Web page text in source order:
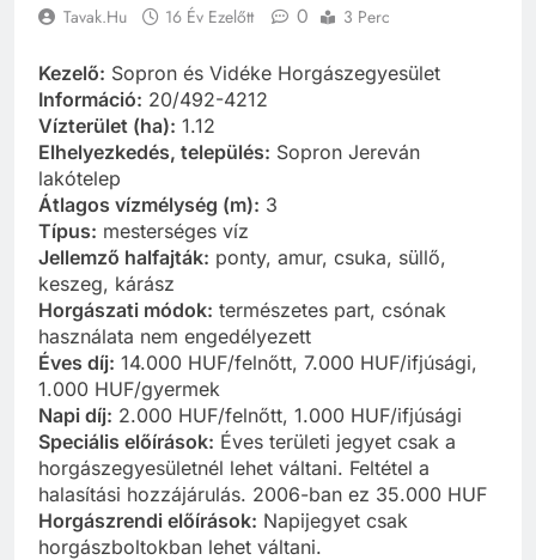
Tavak.hu 16 Év Ezelőtt 0 3 Perc
Kezelő: Sopron és Vidéke Horgászegyesület
Információ: 20/492-4212
Vízterület (ha): 1.12
Elhelyezkedés, település: Sopron Jereván
lakótelep
Átlagos vízmélység (m): 3
Típus: mesterséges víz
Jellemző halfajták: ponty, amur, csuka, süllő,
keszeg, kárász
Horgászati módok: természetes part, csónak
használata nem engedélyezett
Éves díj: 14.000 HUF/felnőtt, 7.000 HUF/ifjúsági,
1.000 HUF/gyermek
Napi díj: 2.000 HUF/felnőtt, 1.000 HUF/ifjúsági
Speciális előírások: Éves területi jegyet csak a
horgászegyesületnél lehet váltani. Feltétel a
halasítási hozzájárulás. 2006-ban ez 35.000 HUF
Horgászrendi előírások: Napijegyet csak
horgászboltokban lehet váltani.